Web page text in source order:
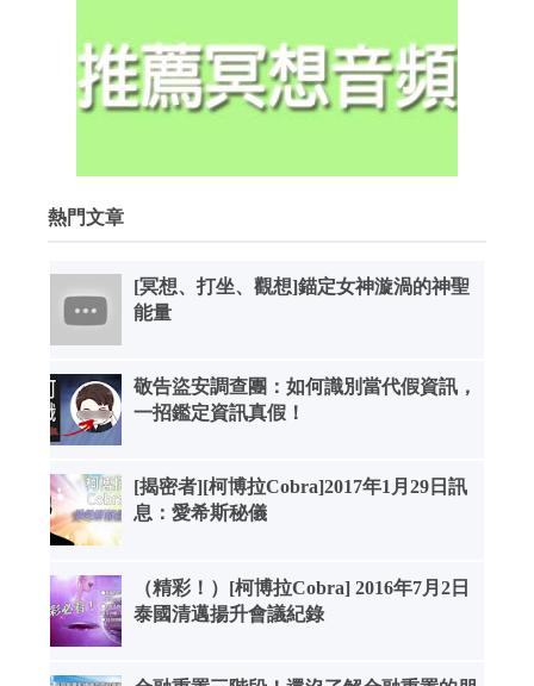
熱門文章
[冥想、打坐、觀想]錨定女神漩渦的神聖
能量
敬告盜安調查團：如何識別當代假資訊，
一招鑑定資訊真假！
[揭密者][柯博拉Cobra]2017年1月29日訊
息：愛希斯秘儀
（精彩！）[柯博拉Cobra] 2016年7月2日
泰國清邁揚升會議紀錄